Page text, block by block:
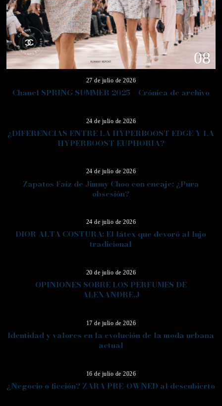
08
27 de julio de 2026
Chanel SPRING SUMMER 2025 – Crónica de archivo
09
24 de julio de 2026
¿DIFERENCIAS ENTRE LA HYPERBOOST EDGE Y LA
HYPERBOOST EUPHORIA?
24 de julio de 2026
Zapatos Faiz de Jimmy Choo con encaje: ¿Pura
obsesión?
24 de julio de 2026
DIOR ALTA COSTURA: El látex que devoró al lujo
tradicional
20 de julio de 2026
OPINIONES SOBRE LOS PERFUMES DE
ALEXANDRE.J
17 de julio de 2026
Identidad y valores en la evolución de la moda urbana
actual
16 de julio de 2026
¿Negocio o ficción? ZARA PRE-OWNED al descubierto